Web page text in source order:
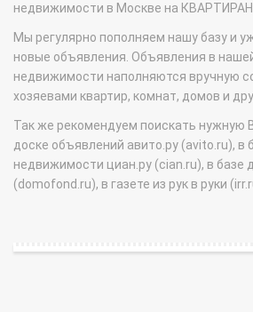
недвижимости в Москве на
Мы регулярно пополняем нашу базу и
новые объявления. Объявления в
недвижимости наполняются вручную
хозяевами квартир, комнат, домов и
Так же рекомендуем поискать
доске объявлений авито.ру (avito.ru), в
недвижимости циан.ру (cian.ru), в базе
(domofond.ru), в газете из рук в руки